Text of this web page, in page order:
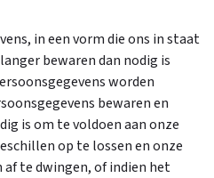
in een vorm die ons in staat
bewaren dan nodig is
worden
bewaren en
is om te voldoen aan onze
op te lossen en onze
te dwingen, of indien het